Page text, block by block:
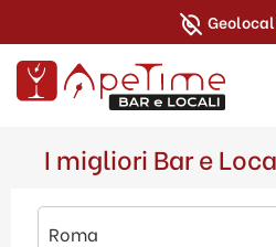
I migliori Bar e
Roma